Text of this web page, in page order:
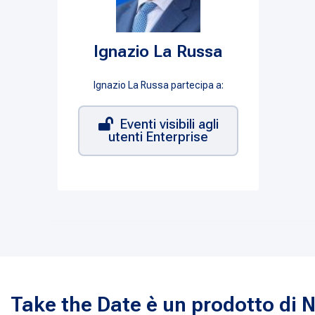
Ignazio La Russa
Ignazio La Russa partecipa a:
Eventi visibili agli
utenti Enterprise
Take the Date è un prodotto di